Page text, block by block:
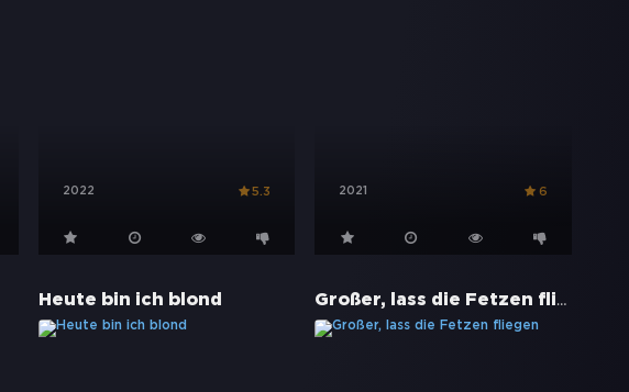
2022 5.3 2021 6
Heute bin ich blond Großer, lass die Fetzen fliegen